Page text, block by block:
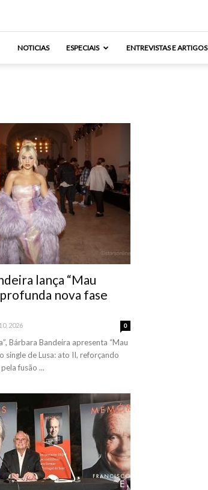
NOTICIAS ESPECIAIS ENTREVISTAS E ARTIGOS
lança “Mau
nova fase
2026 0
Bárbara Bandeira apresenta “Mau
single de Lusa: ato II, reforçando
fusão ...